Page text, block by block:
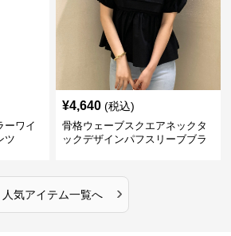
ーワイ
ツ
¥4,640 (税込)
骨格ウェーブスクエアネックタ
ックデザインパフスリーブブラ
人気アイテム一覧へ ›